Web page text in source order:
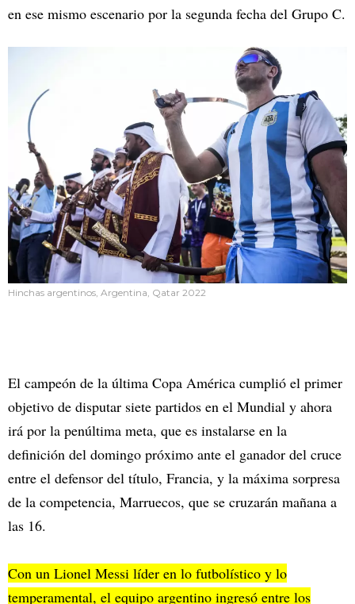
en ese mismo escenario por la segunda fecha del Grupo C.
Hinchas argentinos, Argentina, Qatar 2022
El campeón de la última Copa América cumplió el primer
objetivo de disputar siete partidos en el Mundial y ahora
irá por la penúltima meta, que es instalarse en la
definición del domingo próximo ante el ganador del cruce
entre el defensor del título, Francia, y la máxima sorpresa
de la competencia, Marruecos, que se cruzarán mañana a
las 16.
Con un Lionel Messi líder en lo futbolístico y lo
temperamental, el equipo argentino ingresó entre los